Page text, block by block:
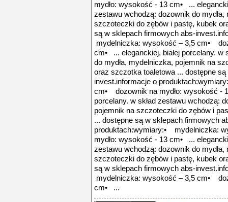
mydło: wysokość - 13 cm• ...
zestawu wchodzą: dozownik do
szczoteczki do zębów i pastę, kubek
są w sklepach firmowych abs-
mydelniczka: wysokość – 3,5 cm•
cm• ... eleganckiej, białej porcelany. w
do mydła, mydelniczka, pojemnik na
oraz szczotka toaletowa ... dostępne
invest.informacje o
cm• dozownik na mydło: wysokość -
porcelany. w skład zestawu wchodzą:
pojemnik na szczoteczki do zębów i
... dostępne są w sklepach firmowych
produktach:wymiary:• mydelniczka:
mydło: wysokość - 13 cm• ...
zestawu wchodzą: dozownik do
szczoteczki do zębów i pastę, kubek
są w sklepach firmowych abs-
mydelniczka: wysokość – 3,5 cm•
cm• ...